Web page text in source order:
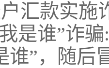
汇款实施
是谁”诈
谁”，随后